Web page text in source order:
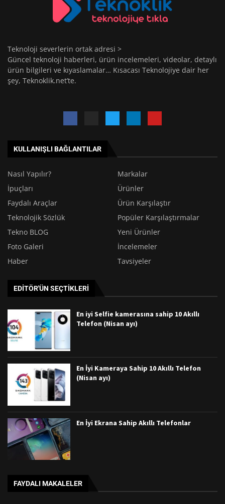
Teknoloji severlerin ortak adresi >
Güncel teknoloji haberleri, ürün incelemeleri, videolar, detaylı
ürün bilgileri ve kıyaslamalar… Kısacası Teknolojiye dair her
şey, Teknoklik.net’te.
KULLANIŞLI BAĞLANTILAR
Nasıl Yapılır?
Markalar
İpuçları
Ürünler
Faydalı Araçlar
Ürün Karşılaştır
Teknolojik Sözlük
Popüler Karşılaştırmalar
Tekno BLOG
Yeni Ürünler
Foto Galeri
İncelemeler
Haber
Tavsiyeler
EDITÖR'ÜN SEÇTIKLERI
En iyi Selfie kamerasına sahip 10 Akıllı
Telefon (Nisan ayı)
En İyi Kameraya Sahip 10 Akıllı Telefon
(Nisan ayı)
En İyi Ekrana Sahip Akıllı Telefonlar
FAYDALI MAKALELER